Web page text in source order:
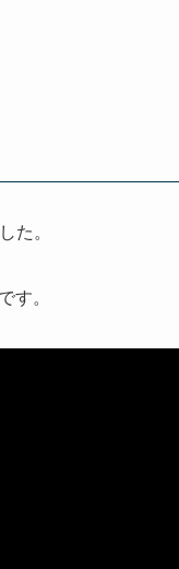
た。
です。